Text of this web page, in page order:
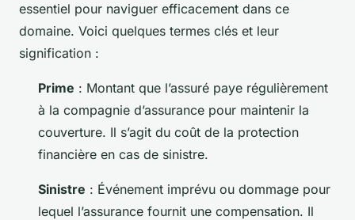
essentiel pour naviguer efficacement dans ce
domaine. Voici quelques termes clés et leur
signification :
Prime : Montant que l’assuré paye régulièrement
à la compagnie d’assurance pour maintenir la
couverture. Il s’agit du coût de la protection
financière en cas de sinistre.
Sinistre : Événement imprévu ou dommage pour
lequel l’assurance fournit une compensation. Il